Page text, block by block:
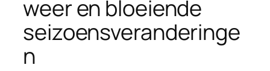
weer en bloeiende
seizoensveranderinge
n